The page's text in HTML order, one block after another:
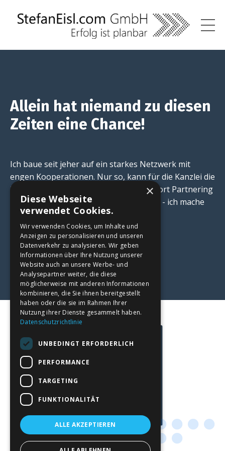
Allein hat niemand zu diesen
Zeiten eine Chance!
Ich baue seit jeher auf ein starkes Netzwerk mit
engen Kooperationen. Nur so, kann für die Kanzlei die
beste Lösung gefunden werden. Das Wort Partnering
ist im deutschen DATEV Ökosystem neu - ich mache
das seit 2013.
Herzlichst
Ihr
Stefan Eisl
×
Diese Webseite
verwendet Cookies.
Wir verwenden Cookies, um Inhalte und
Anzeigen zu personalisieren und unseren
Datenverkehr zu analysieren. Wir geben
Informationen über Ihre Nutzung unserer
Website auch an unsere Werbe- und
Analysepartner weiter, die diese
möglicherweise mit anderen Informationen
kombinieren, die Sie ihnen bereitgestellt
haben oder die sie im Rahmen Ihrer
Nutzung ihrer Dienste gesammelt haben.
Datenschutzrichtlinie
UNBEDINGT ERFORDERLICH
PERFORMANCE
TARGETING
FUNKTIONALITÄT
ALLE AKZEPTIEREN